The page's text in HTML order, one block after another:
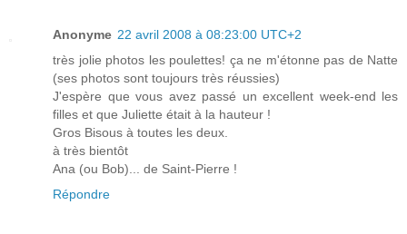
Anonyme 22 avril 2008 à 08:23:00 UTC+2
très jolie photos les poulettes! ça ne m'étonne pas de Natte
(ses photos sont toujours très réussies)
J'espère que vous avez passé un excellent week-end les
filles et que Juliette était à la hauteur !
Gros Bisous à toutes les deux.
à très bientôt
Ana (ou Bob)... de Saint-Pierre !
Répondre